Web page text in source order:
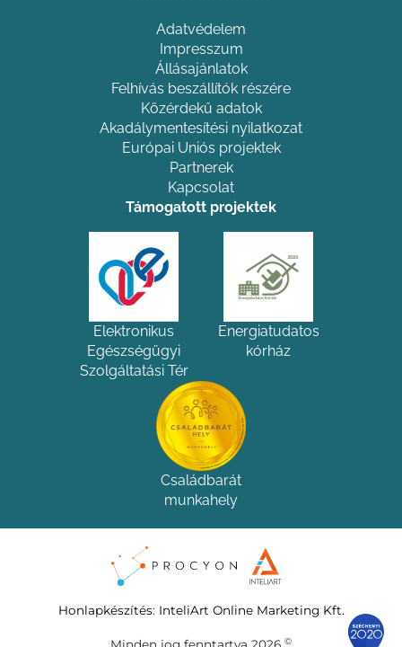
Adatvédelem
Impresszum
Állásajánlatok
Felhívás beszállítók részére
Közérdekű adatok
Akadálymentesítési nyilatkozat
Európai Uniós projektek
Partnerek
Kapcsolat
Támogatott projektek
Elektronikus
Egészségügyi
Szolgáltatási Tér
Energiatudatos
kórház
Családbarát
munkahely
Honlapkészítés: InteliArt Online Marketing Kft.
©